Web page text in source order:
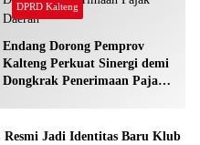
DPRD Kalteng
Endang Dorong Pemprov
Kalteng Perkuat Sinergi demi
Dongkrak Penerimaan Pajak
Resmi Jadi Identitas Baru Klub